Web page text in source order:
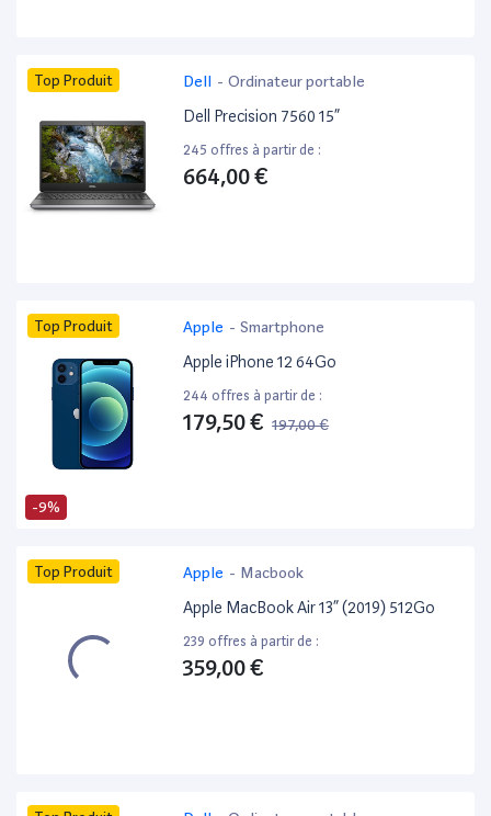
Top Produit Dell - Ordinateur portable
Dell Precision 7560 15”
245 offres à partir de :
664,00 €
-9%
Top Produit Apple - Smartphone
Apple iPhone 12 64Go
244 offres à partir de :
179,50 € 197,00 €
Top Produit Apple - Macbook
Apple MacBook Air 13” (2019) 512Go
239 offres à partir de :
359,00 €